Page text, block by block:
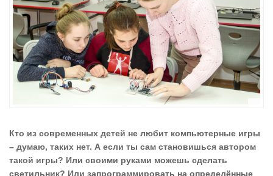
Кто из современных детей не любит компьютерные игры
– думаю, таких нет. А если ты сам становишься автором
такой игры? Или своими руками можешь сделать
светильник? Или запрограммировать на определённые